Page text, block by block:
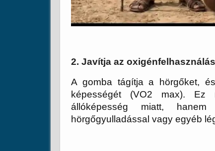
2. Javítja az
A gomba tágítja a hörgőket,
képességét (VO2 max).
állóképesség miatt,
hörgőgyulladással vagy egyéb